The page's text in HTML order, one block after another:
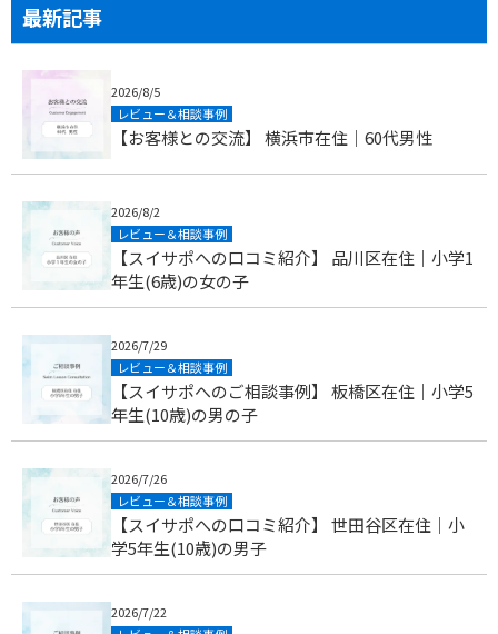
最新記事
2026/8/5
レビュー＆相談事例
【お客様との交流】 横浜市在住｜60代男性
2026/8/2
レビュー＆相談事例
【スイサポへの口コミ紹介】 品川区在住｜小学1
年生(6歳)の女の子
2026/7/29
レビュー＆相談事例
【スイサポへのご相談事例】 板橋区在住｜小学5
年生(10歳)の男の子
2026/7/26
レビュー＆相談事例
【スイサポへの口コミ紹介】 世田谷区在住｜小
学5年生(10歳)の男子
2026/7/22